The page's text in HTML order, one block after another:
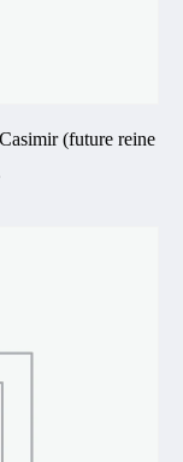
(future reine